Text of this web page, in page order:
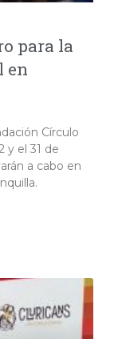
para la
en
Círculo
y el 31 de
a cabo en